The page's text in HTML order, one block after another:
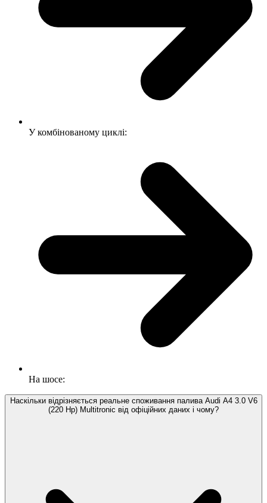
У комбінованому циклі:
На шосе:
Наскільки відрізняється реальне споживання палива Audi A4 3.0 V6
(220 Hp) Multitronic від офіційних даних і чому?